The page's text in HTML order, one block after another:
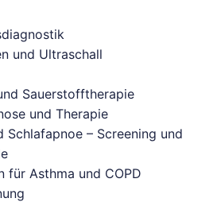
und Ultraschall
Sauerstofftherapie
und Therapie
Schlafapnoe – Screening und
für Asthma und COPD